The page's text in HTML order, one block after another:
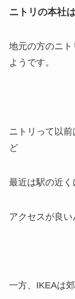
ニトリの本社
地元の方のニ
ようです。
ニトリって以
ど
最近は駅の近く
アクセスが良い
一方、IKEAは